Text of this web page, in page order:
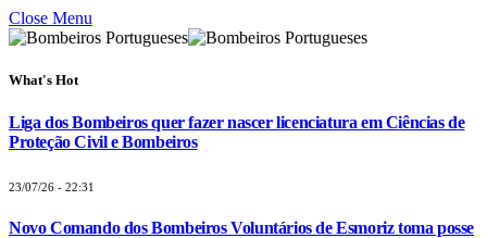
Close Menu
What's Hot
Liga dos Bombeiros quer fazer nascer licenciatura em Ciências de
Proteção Civil e Bombeiros
23/07/26 - 22:31
Novo Comando dos Bombeiros Voluntários de Esmoriz toma posse